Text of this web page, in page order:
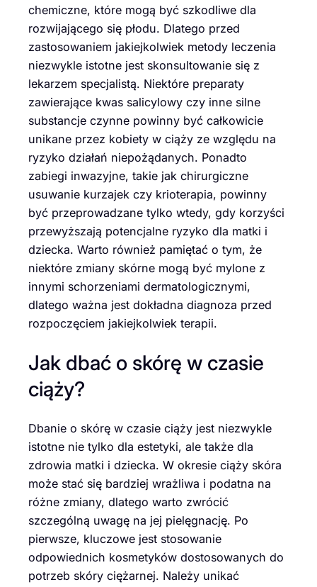
chemiczne, które mogą być szkodliwe dla
rozwijającego się płodu. Dlatego przed
zastosowaniem jakiejkolwiek metody leczenia
niezwykle istotne jest skonsultowanie się z
lekarzem specjalistą. Niektóre preparaty
zawierające kwas salicylowy czy inne silne
substancje czynne powinny być całkowicie
unikane przez kobiety w ciąży ze względu na
ryzyko działań niepożądanych. Ponadto
zabiegi inwazyjne, takie jak chirurgiczne
usuwanie kurzajek czy krioterapia, powinny
być przeprowadzane tylko wtedy, gdy korzyści
przewyższają potencjalne ryzyko dla matki i
dziecka. Warto również pamiętać o tym, że
niektóre zmiany skórne mogą być mylone z
innymi schorzeniami dermatologicznymi,
dlatego ważna jest dokładna diagnoza przed
rozpoczęciem jakiejkolwiek terapii.
Jak dbać o skórę w czasie
ciąży?
Dbanie o skórę w czasie ciąży jest niezwykle
istotne nie tylko dla estetyki, ale także dla
zdrowia matki i dziecka. W okresie ciąży skóra
może stać się bardziej wrażliwa i podatna na
różne zmiany, dlatego warto zwrócić
szczególną uwagę na jej pielęgnację. Po
pierwsze, kluczowe jest stosowanie
odpowiednich kosmetyków dostosowanych do
potrzeb skóry ciężarnej. Należy unikać